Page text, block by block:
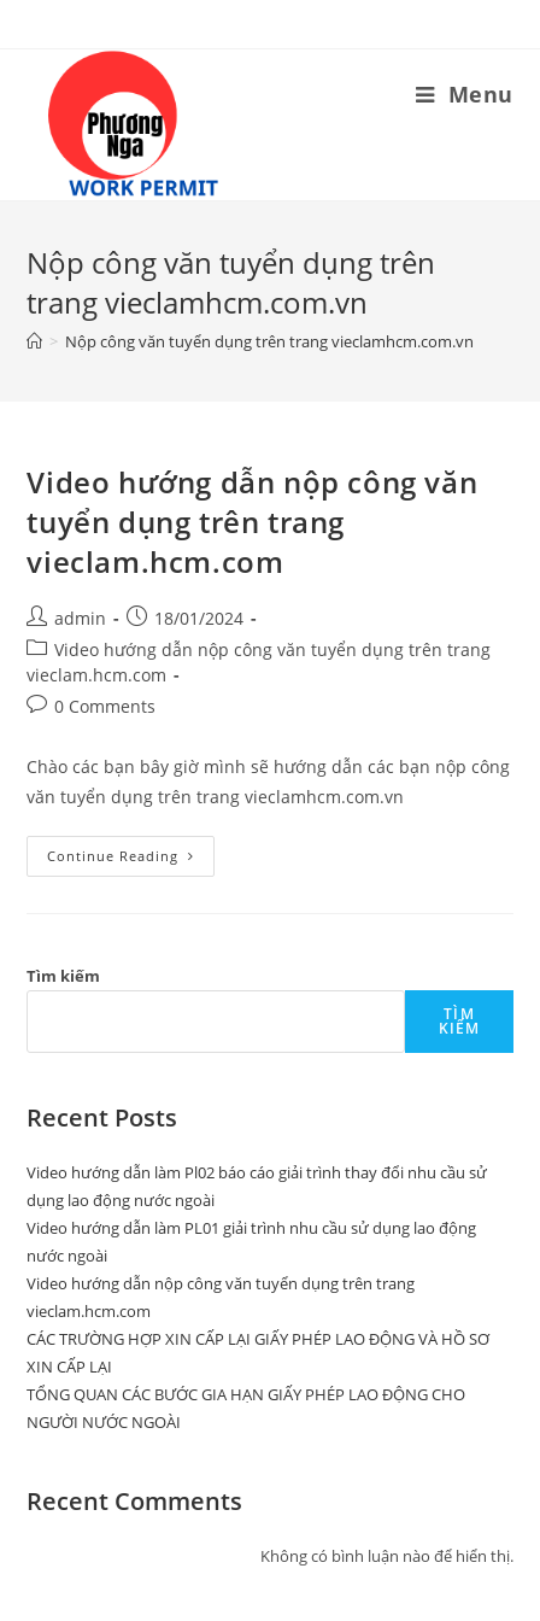
Menu
Nộp công văn tuyển dụng trên
trang vieclamhcm.com.vn
> Nộp công văn tuyển dụng trên trang vieclamhcm.com.vn
Video hướng dẫn nộp công văn
tuyển dụng trên trang
vieclam.hcm.com
admin
18/01/2024
Video hướng dẫn nộp công văn tuyển dụng trên trang
vieclam.hcm.com
0 Comments
Chào các bạn bây giờ mình sẽ hướng dẫn các bạn nộp công
văn tuyển dụng trên trang vieclamhcm.com.vn
Continue Reading
Tìm kiếm
TÌM
KIẾM
Recent Posts
Video hướng dẫn làm Pl02 báo cáo giải trình thay đổi nhu cầu sử
dụng lao động nước ngoài
Video hướng dẫn làm PL01 giải trình nhu cầu sử dụng lao động
nước ngoài
Video hướng dẫn nộp công văn tuyển dụng trên trang
vieclam.hcm.com
CÁC TRƯỜNG HỢP XIN CẤP LẠI GIẤY PHÉP LAO ĐỘNG VÀ HỒ SƠ
XIN CẤP LẠI
TỔNG QUAN CÁC BƯỚC GIA HẠN GIẤY PHÉP LAO ĐỘNG CHO
NGƯỜI NƯỚC NGOÀI
Recent Comments
Không có bình luận nào để hiển thị.